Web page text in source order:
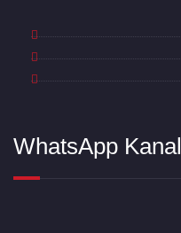
WhatsApp Kanal